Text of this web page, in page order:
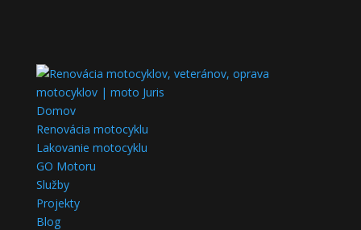
Domov
Renovácia motocyklu
Lakovanie motocyklu
GO Motoru
Služby
Projekty
Blog